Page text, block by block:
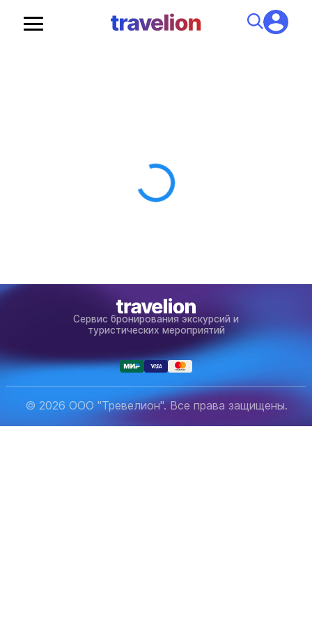
Сервис бронирования экскурсий и
туристических мероприятий
© 2026 ООО "Тревелион". Все права защищены.